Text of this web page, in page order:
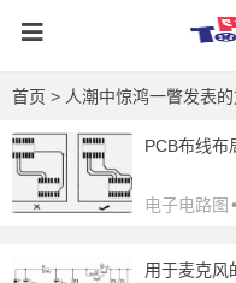
首页 > 人潮中惊鸿一瞥发表
PCB布线布
电子电路图 •
用于麦克风